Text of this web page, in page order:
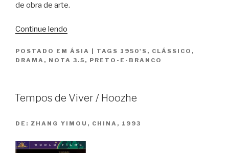
de obra de arte.
Continue lendo
de
Sangue
jô”
POSTADO EM ÁSIA TAGS 1950'S , CLÁSSICO ,
DRAMA , NOTA 3.5 , PRETO-E-BRANCO
Tempos de Viver / Hoozhe
DE: ZHANG YIMOU, CHINA, 1993